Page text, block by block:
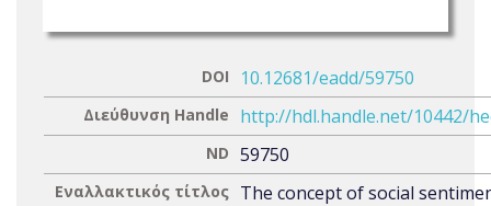
DOI 10.12681/eadd/59750
Διεύθυνση Handle http://hdl.handle.net/10442/
ND 59750
Εναλλακτικός τίτλος The concept of social